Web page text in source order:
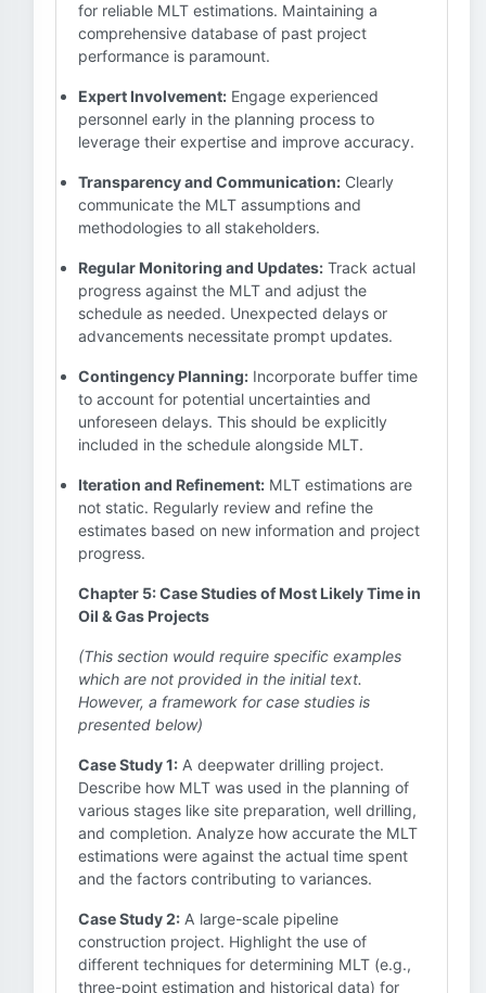
for reliable MLT estimations. Maintaining a
comprehensive database of past project
performance is paramount.
Expert Involvement: Engage experienced
personnel early in the planning process to
leverage their expertise and improve accuracy.
Transparency and Communication: Clearly
communicate the MLT assumptions and
methodologies to all stakeholders.
Regular Monitoring and Updates: Track actual
progress against the MLT and adjust the
schedule as needed. Unexpected delays or
advancements necessitate prompt updates.
Contingency Planning: Incorporate buffer time
to account for potential uncertainties and
unforeseen delays. This should be explicitly
included in the schedule alongside MLT.
Iteration and Refinement: MLT estimations are
not static. Regularly review and refine the
estimates based on new information and project
progress.
Chapter 5: Case Studies of Most Likely Time in
Oil & Gas Projects
(This section would require specific examples
which are not provided in the initial text.
However, a framework for case studies is
presented below)
Case Study 1: A deepwater drilling project.
Describe how MLT was used in the planning of
various stages like site preparation, well drilling,
and completion. Analyze how accurate the MLT
estimations were against the actual time spent
and the factors contributing to variances.
Case Study 2: A large-scale pipeline
construction project. Highlight the use of
different techniques for determining MLT (e.g.,
three-point estimation and historical data) for